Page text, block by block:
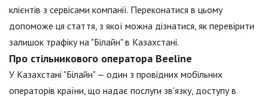
клієнтів з сервісами компанії. Переконатися в цьому
допоможе ця стаття, з якої можна дізнатися, як перевірити
залишок трафіку на "Білайн" в Казахстані.
Про стільникового оператора Beeline
У Казахстані "Білайн" — один з провідних мобільних
операторів країни, що надає послуги зв'язку, доступу в